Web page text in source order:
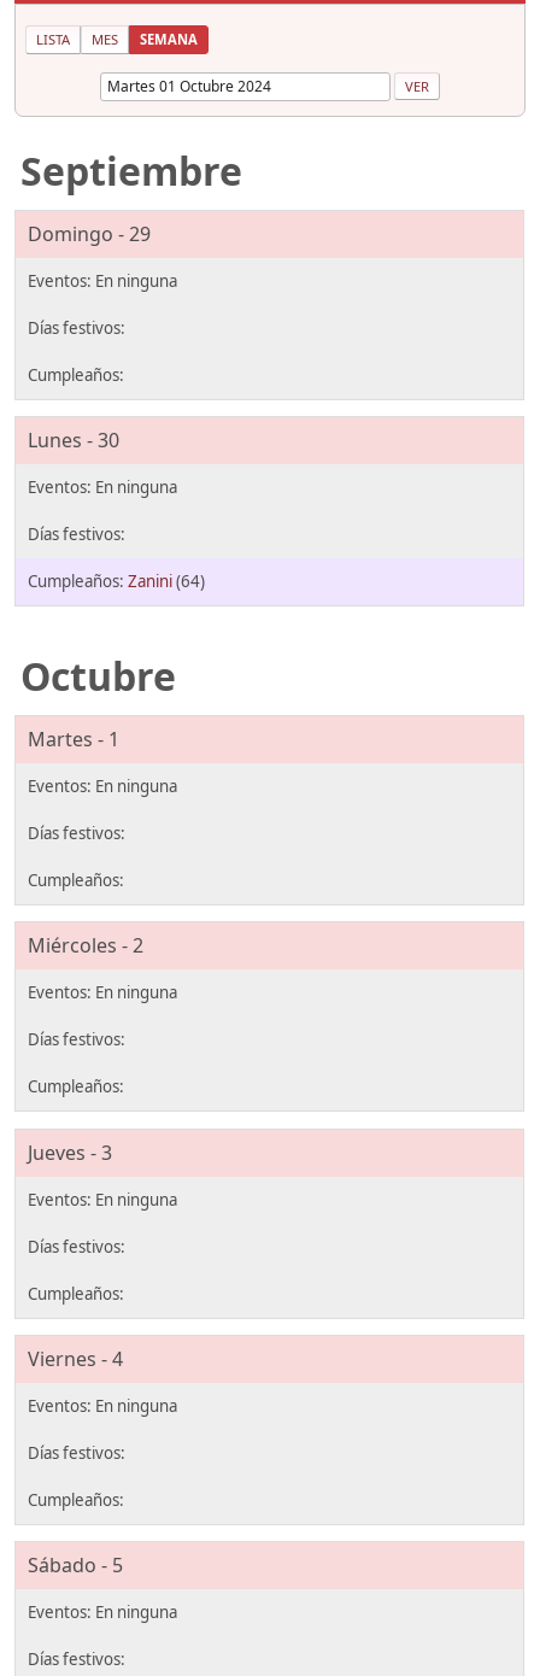
LISTA MES SEMANA
Septiembre
Domingo - 29
Lunes - 30
Zanini(64)
Octubre
Martes - 1
Miércoles - 2
Jueves - 3
Viernes - 4
Sábado - 5